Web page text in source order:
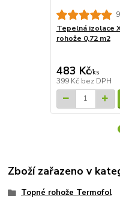
Tepelná izolace
rohože 0,72 m2
483 Kč/ks
399 Kč bez DPH
Zboží zařazeno v
Topné rohože Termofol